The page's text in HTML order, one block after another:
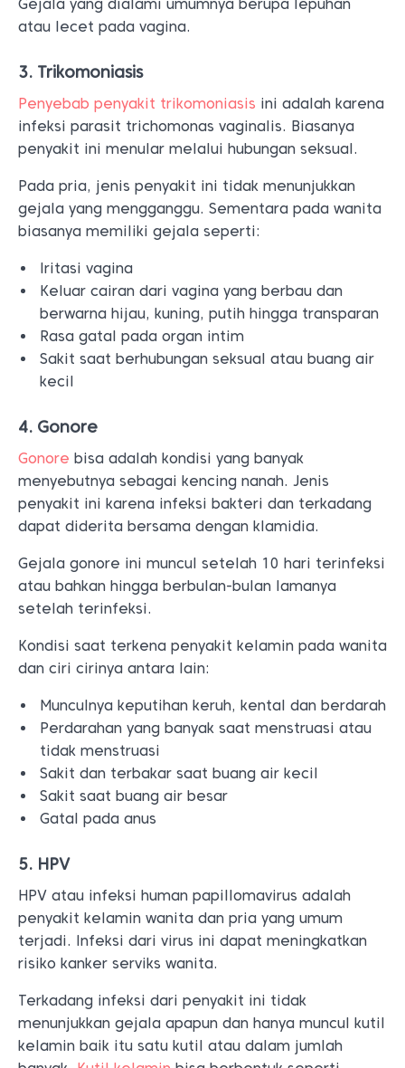
Gejala yang dialami umumnya berupa lepuhan
atau lecet pada vagina.
3. Trikomoniasis
Penyebab penyakit trikomoniasis ini adalah karena
infeksi parasit trichomonas vaginalis. Biasanya
penyakit ini menular melalui hubungan seksual.
Pada pria, jenis penyakit ini tidak menunjukkan
gejala yang mengganggu. Sementara pada wanita
biasanya memiliki gejala seperti:
Iritasi vagina
Keluar cairan dari vagina yang berbau dan
berwarna hijau, kuning, putih hingga transparan
Rasa gatal pada organ intim
Sakit saat berhubungan seksual atau buang air
kecil
4. Gonore
Gonore bisa adalah kondisi yang banyak
menyebutnya sebagai kencing nanah. Jenis
penyakit ini karena infeksi bakteri dan terkadang
dapat diderita bersama dengan klamidia.
Gejala gonore ini muncul setelah 10 hari terinfeksi
atau bahkan hingga berbulan-bulan lamanya
setelah terinfeksi.
Kondisi saat terkena penyakit kelamin pada wanita
dan ciri cirinya antara lain:
Munculnya keputihan keruh, kental dan berdarah
Perdarahan yang banyak saat menstruasi atau
tidak menstruasi
Sakit dan terbakar saat buang air kecil
Sakit saat buang air besar
Gatal pada anus
5. HPV
HPV atau infeksi human papillomavirus adalah
penyakit kelamin wanita dan pria yang umum
terjadi. Infeksi dari virus ini dapat meningkatkan
risiko kanker serviks wanita.
Terkadang infeksi dari penyakit ini tidak
menunjukkan gejala apapun dan hanya muncul kutil
kelamin baik itu satu kutil atau dalam jumlah